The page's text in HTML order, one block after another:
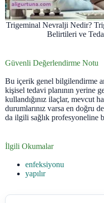
Trigeminal Nevralji Nedir?
Belirtileri ve
Güvenli Değerlendirme Notu
Bu içerik genel bilgilendirme
kişisel tedavi planının yerine
kullandığınız ilaçlar, mevcut
durumlarınız varsa en doğru
da ilgili sağlık profesyoneline
İlgili Okumalar
enfeksiyonu
yapılır